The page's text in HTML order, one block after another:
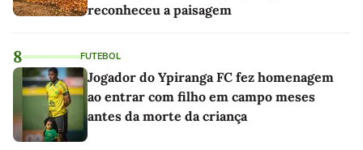
reconheceu a paisagem
8 FUTEBOL
Jogador do Ypiranga FC fez homenagem
ao entrar com filho em campo meses
antes da morte da criança